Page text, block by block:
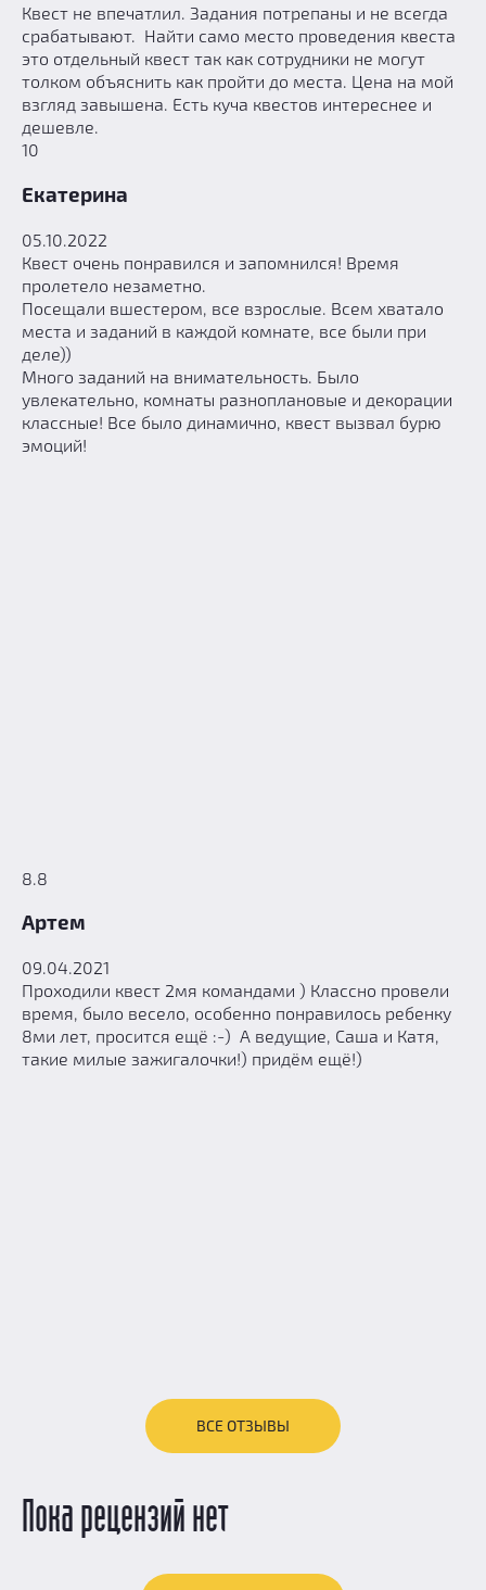
Квест не впечатлил. Задания потрепаны и не всегда
срабатывают. Найти само место проведения квеста
это отдельный квест так как сотрудники не могут
толком объяснить как пройти до места. Цена на мой
взгляд завышена. Есть куча квестов интереснее и
дешевле.
10
Екатерина
05.10.2022
Квест очень понравился и запомнился! Время
пролетело незаметно.
Посещали вшестером, все взрослые. Всем хватало
места и заданий в каждой комнате, все были при
деле))
Много заданий на внимательность. Было
увлекательно, комнаты разноплановые и декорации
классные! Все было динамично, квест вызвал бурю
эмоций!
8.8
Артем
09.04.2021
Проходили квест 2мя командами ) Классно провели
время, было весело, особенно понравилось ребенку
8ми лет, просится ещё :-) А ведущие, Саша и Катя,
такие милые зажигалочки!) придём ещё!)
ВСЕ ОТЗЫВЫ
Пока рецензий нет